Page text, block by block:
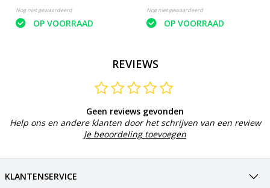
Nog niet gewaardeerd
OP VOORRAAD
Nog niet gewaardeerd
OP VOORRAAD
REVIEWS
Geen reviews gevonden
Help ons en andere klanten door het schrijven van een review
Je beoordeling toevoegen
KLANTENSERVICE